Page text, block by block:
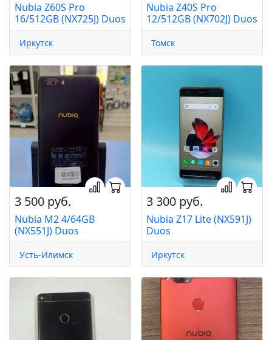
Nubia Z60S Pro
16/512GB (NX725J) Duos
Иркутск
Nubia Z40S Pro
12/512GB (NX702J) Duos
Томск
3 500 руб.
Nubia M2 4/64GB
(NX551J) Duos
Усть-Илимск
3 300 руб.
Nubia Z17 Lite (NX591J)
Duos
Иркутск